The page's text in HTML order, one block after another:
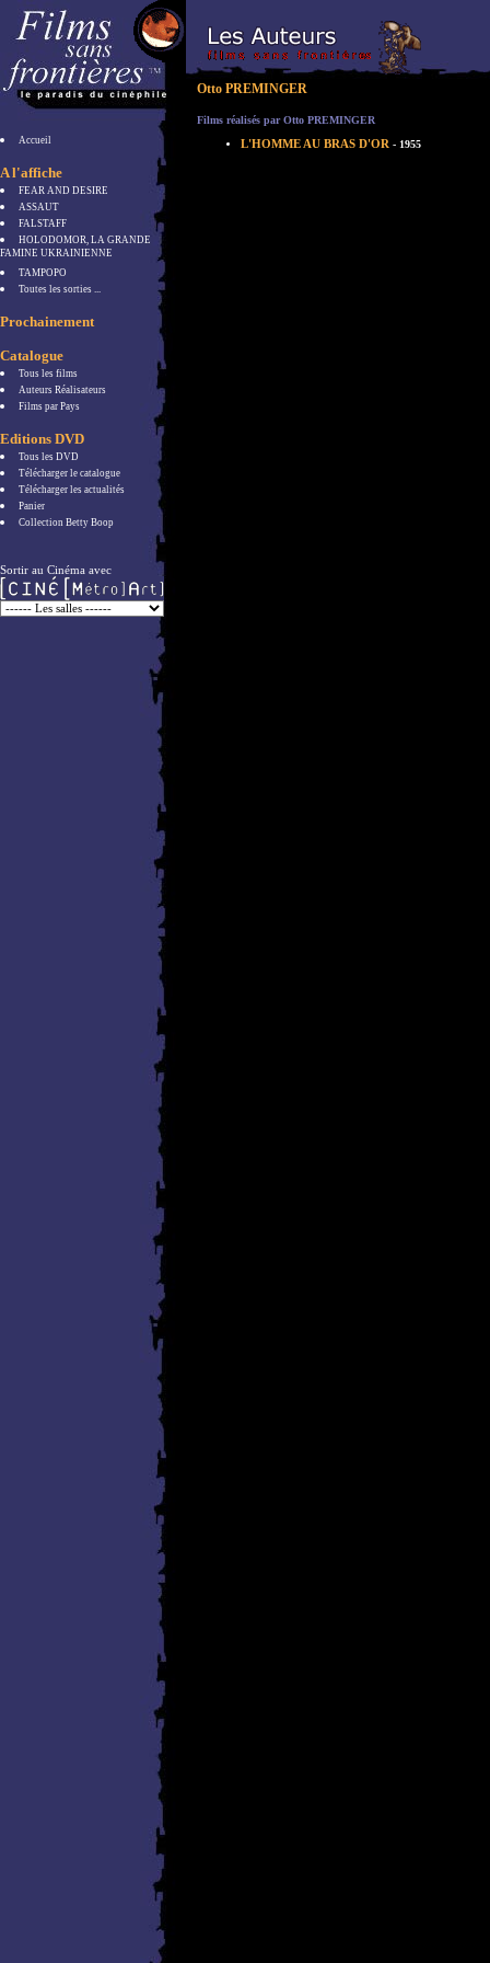
Accueil
A l'affiche
FEAR AND DESIRE
ASSAUT
FALSTAFF
HOLODOMOR, LA GRANDE
FAMINE UKRAINIENNE
TAMPOPO
Toutes les sorties ...
Prochainement
Catalogue
Tous les films
Auteurs Réalisateurs
Films par Pays
Editions DVD
Tous les DVD
Télécharger le catalogue
Télécharger les actualités
Panier
Collection Betty Boop
Sortir au Cinéma avec
Otto PREMINGER
Films réalisés par Otto PREMINGER
L'HOMME AU BRAS D'OR - 1955